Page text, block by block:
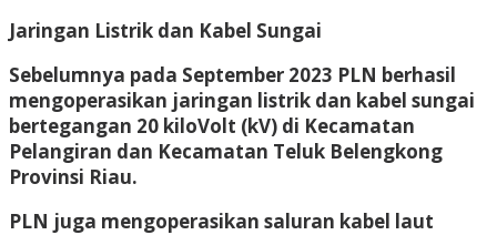
Jaringan Listrik dan Kabel Sungai
Sebelumnya pada September 2023 PLN berhasil
mengoperasikan jaringan listrik dan kabel sungai
bertegangan 20 kiloVolt (kV) di Kecamatan
Pelangiran dan Kecamatan Teluk Belengkong
Provinsi Riau.
PLN juga mengoperasikan saluran kabel laut